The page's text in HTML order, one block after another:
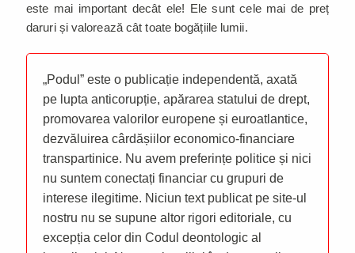
este mai important decât ele! Ele sunt cele mai de preț
daruri și valorează cât toate bogățiile lumii.
„Podul” este o publicație independentă, axată
pe lupta anticorupție, apărarea statului de drept,
promovarea valorilor europene și euroatlantice,
dezvăluirea cârdășiilor economico-financiare
transpartinice. Nu avem preferințe politice și nici
nu suntem conectați financiar cu grupuri de
interese ilegitime. Niciun text publicat pe site-ul
nostru nu se supune altor rigori editoriale, cu
excepția celor din Codul deontologic al